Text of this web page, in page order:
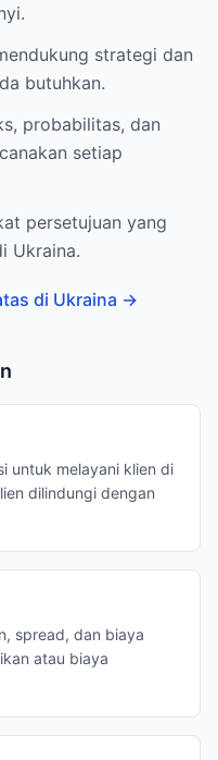
strategi dan
butuhkan.
probabilitas, dan
setiap
persetujuan yang
Ukraina.
di Ukraina →
untuk melayani klien di
dilindungi dengan
spread, dan biaya
atau biaya